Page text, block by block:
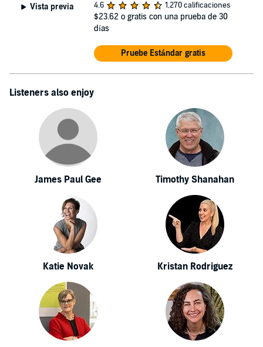
Vista previa
4.6
1,270 calificaciones
$23.62 o gratis con una prueba de 30
días
Pruebe Estándar gratis
Listeners also enjoy
James Paul Gee Timothy Shanahan
Katie Novak Kristan Rodriguez